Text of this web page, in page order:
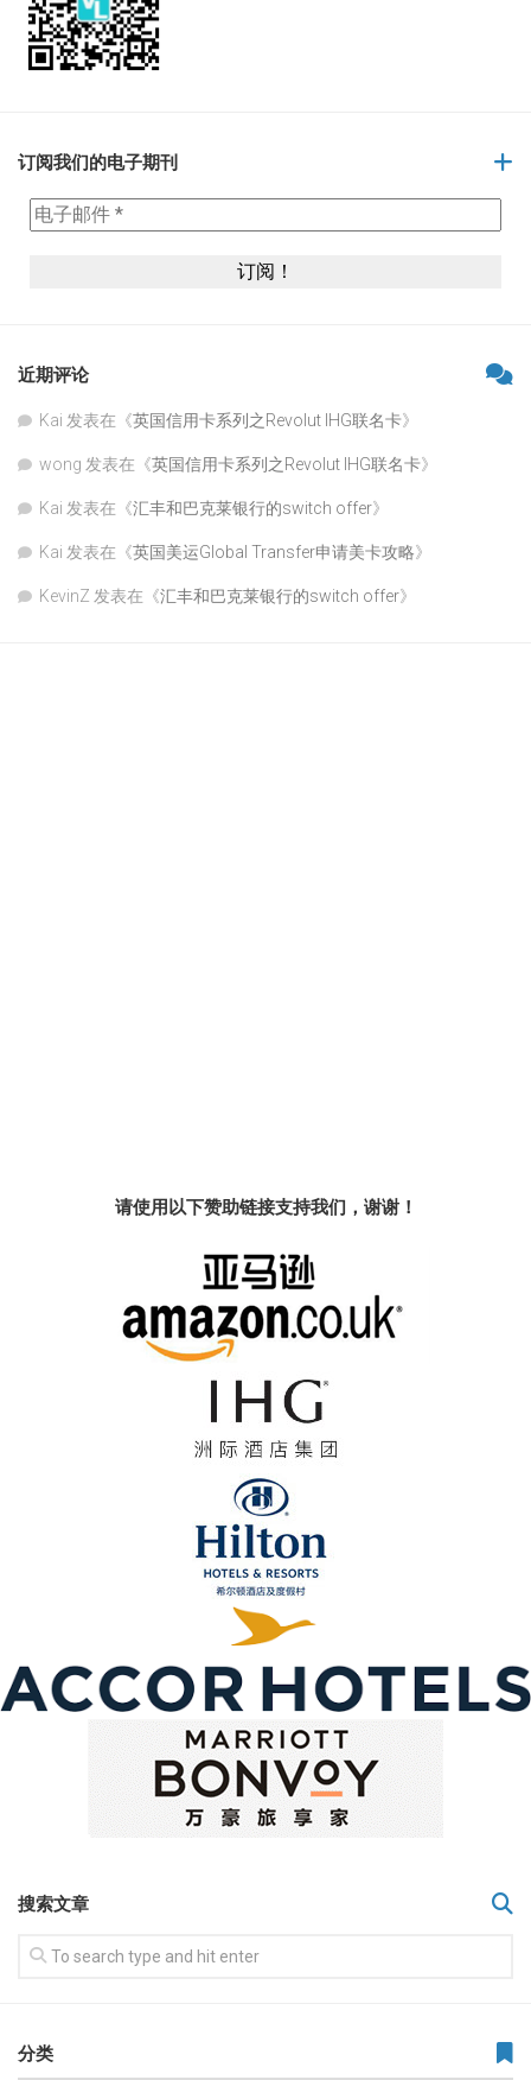
订阅我们的电子期刊
近期评论
Kai 发表在《英国信用卡系列之Revolut IHG联名卡》
wong 发表在《英国信用卡系列之Revolut IHG联名卡》
Kai 发表在《汇丰和巴克莱银行的switch offer》
Kai 发表在《英国美运Global Transfer申请美卡攻略》
KevinZ 发表在《汇丰和巴克莱银行的switch offer》
请使用以下赞助链接支持我们，谢谢！
搜索文章
分类